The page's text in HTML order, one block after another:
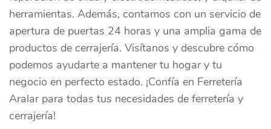
herramientas. Además, contamos con un servicio de
apertura de puertas 24 horas y una amplia gama de
productos de cerrajería. Visítanos y descubre cómo
podemos ayudarte a mantener tu hogar y tu
negocio en perfecto estado. ¡Confía en Ferretería
Aralar para todas tus necesidades de ferretería y
cerrajería!